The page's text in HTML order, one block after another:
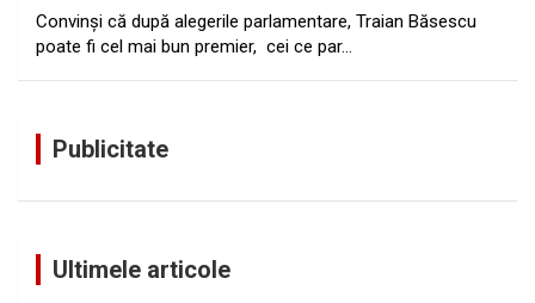
Convinşi că după alegerile parlamentare, Traian Băsescu
poate fi cel mai bun premier, cei ce par…
Publicitate
Ultimele articole